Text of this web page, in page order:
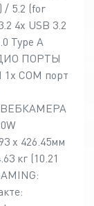
/ 5.2 (for
4x USB 3.2
Type A
ПОРТЫ
COM порт
x 426.45мм
кг (10.21